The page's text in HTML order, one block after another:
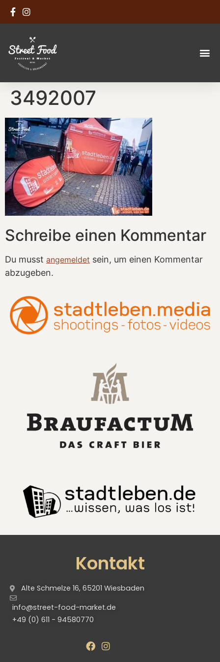
3492007
Schreibe einen Kommentar
Du musst angemeldet sein, um einen Kommentar
abzugeben.
Kontakt
Alte Schmelze 16, 65201 Wiesbaden
info@street-food-market.de
+49 (0) 611 - 94580770